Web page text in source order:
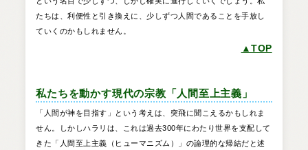
たちは、利便性と引き換えに、少しずつ人間であることを手放し
ていくのかもしれません。
▲TOP
私たちを動かす現代の宗教「人間至上主義」
「人間が神を目指す」という考えは、突飛に聞こえるかもしれま
せん。しかしハラリは、これは過去300年にわたり世界を支配して
きた「人間至上主義（ヒューマニズム）」の論理的な帰結だと述